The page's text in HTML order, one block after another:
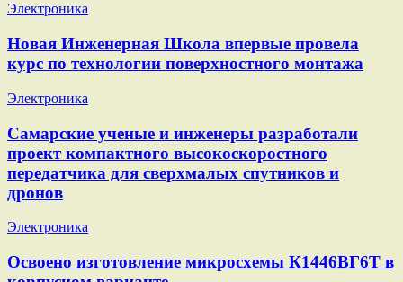
Электроника
Новая Инженерная Школа впервые провела
курс по технологии поверхностного монтажа
Электроника
Самарские ученые и инженеры разработали
проект компактного высокоскоростного
передатчика для сверхмалых спутников и
дронов
Электроника
Освоено изготовление микросхемы К1446ВГ6Т в